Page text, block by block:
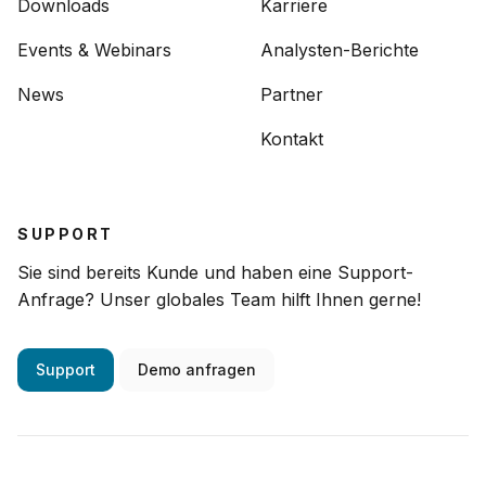
Downloads
Events & Webinars
News
Karriere
Analysten-Berichte
Partner
Kontakt
SUPPORT
Sie sind bereits Kunde und haben eine Support-
Anfrage? Unser globales Team hilft Ihnen gerne!
Support Demo anfragen